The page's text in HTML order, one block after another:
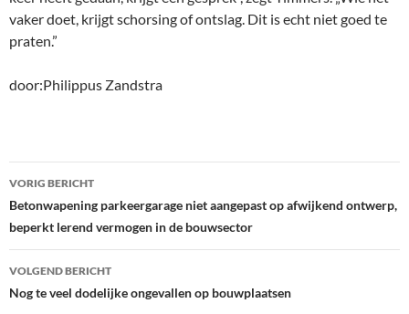
vaker doet, krijgt schorsing of ontslag. Dit is echt niet goed te
praten.”
door:Philippus Zandstra
Bericht
navigatie
VORIG BERICHT
Betonwapening parkeergarage niet aangepast op afwijkend ontwerp,
beperkt lerend vermogen in de bouwsector
VOLGEND BERICHT
Nog te veel dodelijke ongevallen op bouwplaatsen